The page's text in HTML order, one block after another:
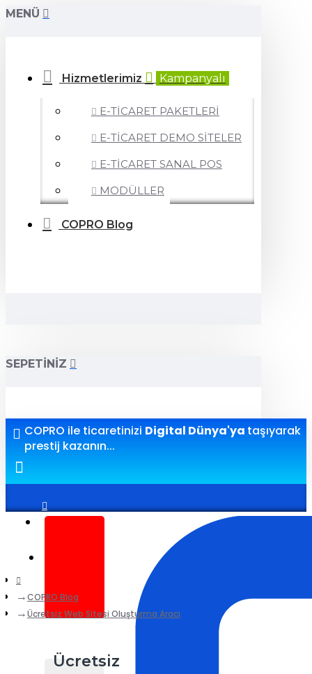
MENÜ
Hizmetlerimiz Kampanyalı
E-TİCARET PAKETLERİ
E-TİCARET DEMO SİTELER
E-TİCARET SANAL POS
MODÜLLER
COPRO Blog
SEPETINIZ
COPRO ile ticaretinizi Digital Dünya'ya taşıyarak
prestij kazanın...
Giriş yap
COPRO Blog
Ücretsiz Web Sitesi Oluşturma Aracı
Ücretsiz